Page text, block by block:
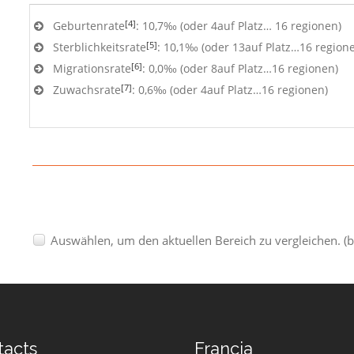
Geburtenrate[4]: 10,7‰ (oder 4auf Platz… 16 regionen)
Sterblichkeitsrate[5]: 10,1‰ (oder 13auf Platz…16
Migrationsrate[6]: 0,0‰ (oder 8auf Platz…16 regionen)
Zuwachsrate[7]: 0,6‰ (oder 4auf Platz…16 regionen)
Auswählen, um den aktuellen Bereich zu vergleichen.
Francia